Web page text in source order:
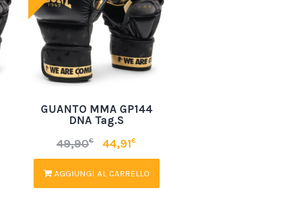
GUANTO MMA GP144
DNA Tag.S
49,90€ 44,91€
AGGIUNGI AL CARRELLO